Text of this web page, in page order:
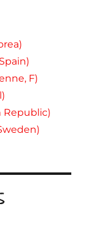
F)
Republic)